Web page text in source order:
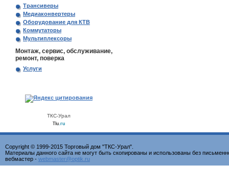
Трансиверы
Медиаконвертеры
Оборудование для КТВ
Коммутаторы
Мультиплексоры
Монтаж, сервис, обслуживание,
ремонт, поверка
Услуги
ТКС-Урал
Tiu.ru
Copyright © 1999-2015 Торговый дом "ТКС-Урал".
Материалы данного сайта не могут быть скопированы и использованы без
вебмастер - webmaster@optik.ru